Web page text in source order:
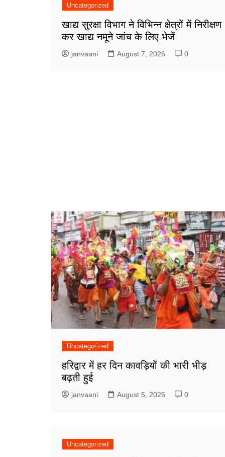
Uncategorized
खाद्य सुरक्षा विभाग ने विभिन्न क्षेत्रों में निरीक्षण
कर खाद्य नमूने जांच के लिए भेजें
janvaani August 7, 2026 0
Uncategorized
हरिद्वार में हर दिन कावड़ियों की भारी भीड़
बढ़ती हुई
janvaani August 5, 2026 0
Uncategorized